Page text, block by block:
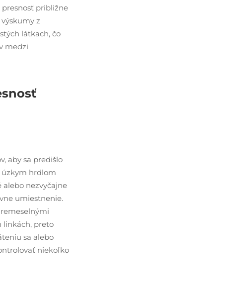
presnosť približne
z
látkach, čo
medzi
aby sa predišlo
úzkym hrdlom
alebo nezvyčajne
umiestnenie.
linkách, preto
sa alebo
niekoľko